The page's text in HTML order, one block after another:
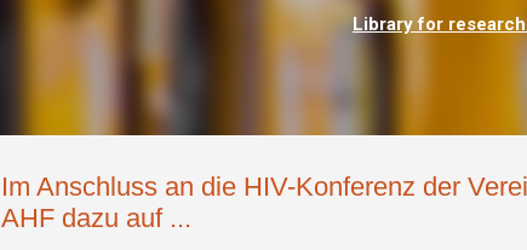
Library for
Im Anschluss an die HIV-Konferenz der
AHF dazu auf ...